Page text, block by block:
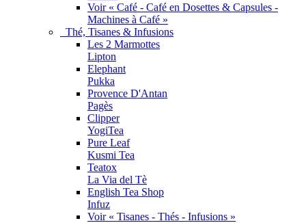
Voir « Café - Café en Dosettes & Capsules -
Machines à Café »
Thé, Tisanes & Infusions
Les 2 Marmottes
Lipton
Elephant
Pukka
Provence D'Antan
Pagès
Clipper
YogiTea
Pure Leaf
Kusmi Tea
Teatox
La Via del Tè
English Tea Shop
Infuz
Voir « Tisanes - Thés - Infusions »